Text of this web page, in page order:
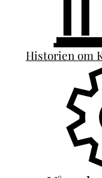
Historien om